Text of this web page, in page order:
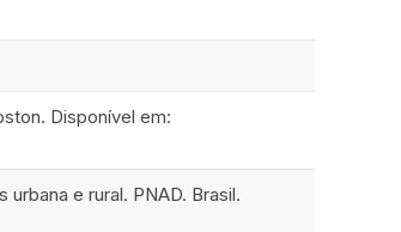
Disponível em:
e rural. PNAD. Brasil.